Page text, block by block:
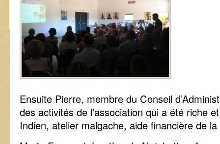
Ensuite Pierre, membre du Conseil
des activités de l’association qui a été riche
Indien, atelier malgache, aide financière de